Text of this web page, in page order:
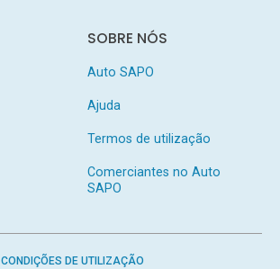
SOBRE NÓS
Auto SAPO
Ajuda
Termos de utilização
Comerciantes no Auto
SAPO
CONDIÇÕES DE UTILIZAÇÃO